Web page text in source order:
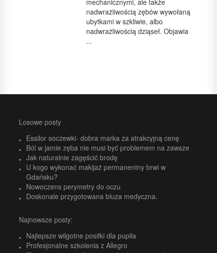
mechanicznymi, ale także
nadwrażliwością zębów wywołaną
ubytkami w szkliwie, albo
nadwrażliwością dziąseł. Objawia
...
Losowe posty
Essilor soczewki- dobra marka za atrakcyjną cenę
Ból w jamie zęba nie musi być problemem na zawsze
Jak naturalnie zagęścić brodę
U kogo wykonać makijaż permanentny brwi w
Gdańsku?
Nowoczens perymetry do oczu
Doskonale przygotowana bluza medyczna.
Najnowsze posty:
Najlepsze wilgotne posiłki dla pupila
Profesjonalne szkolenia z Allegro